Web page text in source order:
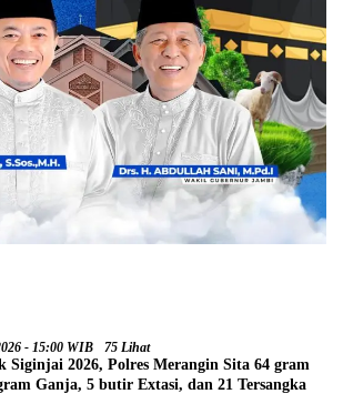
- 15:00 WIB 75 Lihat
Siginjai 2026, Polres Merangin Sita 64 gram
Ganja, 5 butir Extasi, dan 21 Tersangka